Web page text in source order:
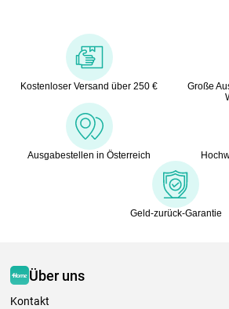
Kostenloser Versand über 250 €
Große
Ausgabestellen in Österreich
Geld-zurück-Garantie
Über uns
Kontakt